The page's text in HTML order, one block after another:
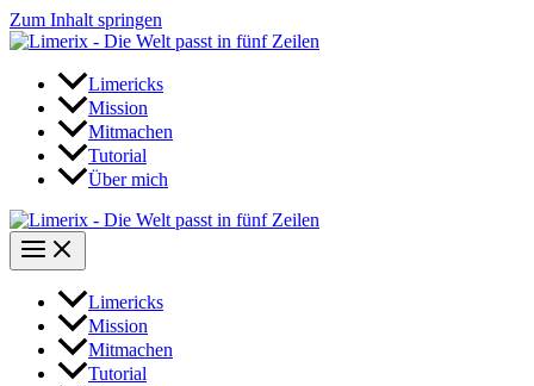
Zum Inhalt springen
Limericks
Mission
Mitmachen
Tutorial
Über mich
Limericks
Mission
Mitmachen
Tutorial